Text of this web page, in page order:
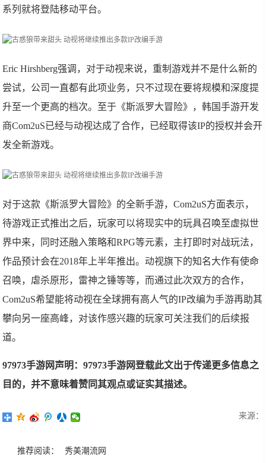
系列就将登陆移动平台。
Eric Hirshberg强调，对于动视来说，重制游戏并不是什么新的
尝试，公司一直都有此项业务，只不过现在要将规模和深度提
升至一个更高的档次。至于《斯派罗大冒险》，韩国手游开发
商Com2uS已经与动视达成了合作，已经取得该IP的授权并会开
发全新游戏。
对于这款《斯派罗大冒险》的全新手游，Com2uS方面表示，
待游戏正式推出之后，玩家可以将现实中的玩具召唤至虚拟世
界中来，同时还融入策略和RPG等元素，主打即时对战玩法，
作品预计会在2018年上半年推出。动视旗下的知名大作有使命
召唤，虐杀原形，雷神之锤等等，而通过此次双方的合作，
Com2uS希望能将动视在全球拥有高人气的IP改编为手游再助其
攀向另一座高峰，对该作感兴趣的玩家可关注我们的后续报
道。
97973手游网声明：97973手游网登载此文出于传递更多信息之
目的，并不意味着赞同其观点或证实其描述。
来源：
推荐阅读： 秀美潮流网